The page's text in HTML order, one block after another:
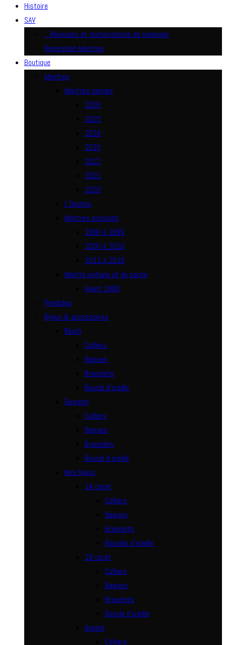
Histoire
SAV
…Révisions et restaurations de pendules
Réparation Montres
Boutique
Montres
Montres neuves
2026
2025
2024
2023
2022
2021
2020
L’Duchen
Montres occasion
1990 à 1999
2000 à 2010
2011 à 2019
Montre vintage et de poche
Avant 1990
Pendules
Bijoux & accessoires
Blush
Colliers
Bagues
Bracelets
Boucle d’oreille
Georgini
Colliers
Bagues
Bracelets
Boucle d’oreille
Nos bijoux
14 carat
Colliers
Bagues
Bracelets
Boucles d’oreille
18 carat
Colliers
Bagues
Bracelets
Boucle d’oreille
Argent
Colliers